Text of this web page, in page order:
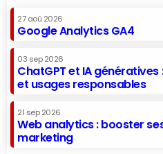
27 aoû 2026
Google Analytics GA4
03 sep 2026
ChatGPT et IA
et usages responsables
21 sep 2026
Web analytics : booster
marketing